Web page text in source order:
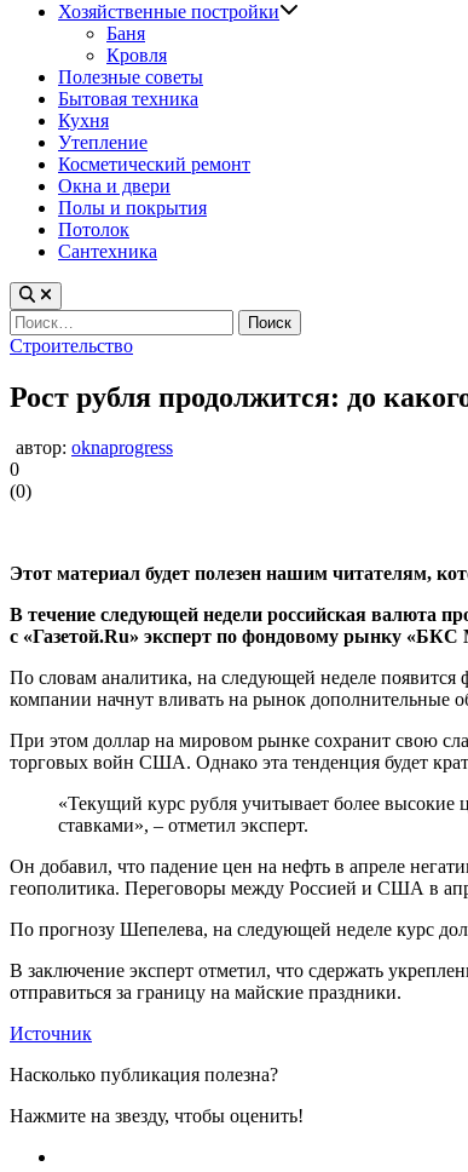
Хозяйственные постройки
Баня
Кровля
Полезные советы
Бытовая техника
Кухня
Утепление
Косметический ремонт
Окна и двери
Полы и покрытия
Потолок
Сантехника
Найти:
Опубликовано
Строительство
Рост рубля продолжится: до
автор: oknaprogress
0
(0)
Этот материал будет полезен нашим читателям,
В течение следующей недели российская валюта
с «Газетой.Ru» эксперт по фондовому рынку
По словам аналитика, на следующей неделе появится
компании начнут вливать на рынок дополнительные
При этом доллар на мировом рынке сохранит свою
торговых войн США. Однако эта тенденция будет
«Текущий курс рубля учитывает более высокие
ставками», – отметил эксперт.
Он добавил, что падение цен на нефть в апреле
геополитика. Переговоры между Россией и США в
По прогнозу Шепелева, на следующей неделе курс
В заключение эксперт отметил, что сдержать
отправиться за границу на майские праздники.
Источник
Насколько публикация полезна?
Нажмите на звезду, чтобы оценить!